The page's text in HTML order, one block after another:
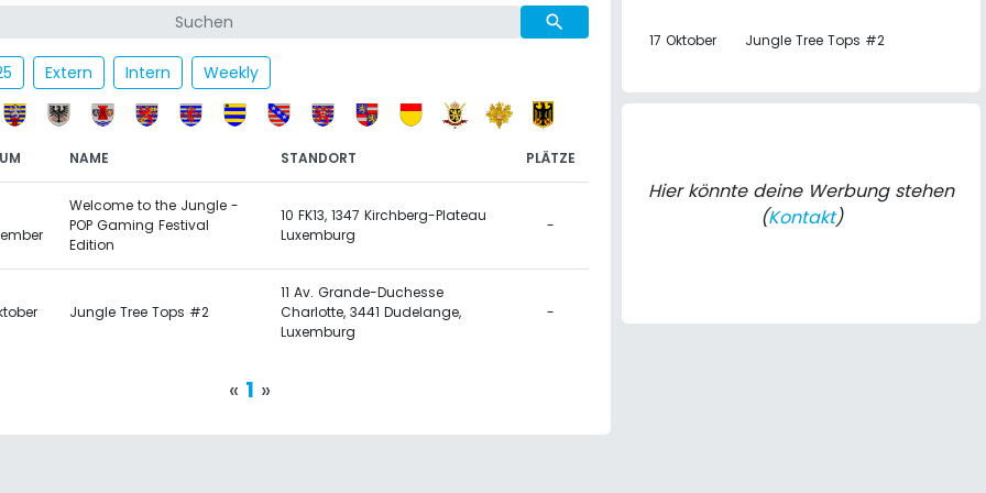
search
Extern Intern Weekly
NAME STANDORT PLÄTZE
Welcome to the Jungle -
POP Gaming Festival
Edition
10 FK13, 1347 Kirchberg-Plateau
Luxemburg
-
Jungle Tree Tops #2
11 Av. Grande-Duchesse
Charlotte, 3441 Dudelange,
Luxemburg
-
« 1 »
17 Oktober Jungle Tree Tops #2
Hier könnte deine Werbung stehen
(Kontakt)